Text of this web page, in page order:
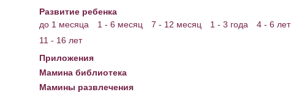
Развитие ребенка
до 1 месяца
1 - 6 месяц 7 - 12 месяц 1 - 3 года 4 - 6 лет
11 - 16 лет
Приложения
Мамина библиотека
Мамины развлечения